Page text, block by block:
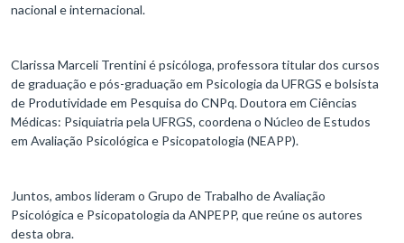
nacional e internacional.
Clarissa Marceli Trentini é psicóloga, professora titular dos cursos
de graduação e pós-graduação em Psicologia da UFRGS e bolsista
de Produtividade em Pesquisa do CNPq. Doutora em Ciências
Médicas: Psiquiatria pela UFRGS, coordena o Núcleo de Estudos
em Avaliação Psicológica e Psicopatologia (NEAPP).
Juntos, ambos lideram o Grupo de Trabalho de Avaliação
Psicológica e Psicopatologia da ANPEPP, que reúne os autores
desta obra.